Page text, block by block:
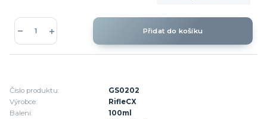
Přidat do košíku
Číslo produktu:
GS0202
Výrobce:
RifleCX
Balení:
100ml